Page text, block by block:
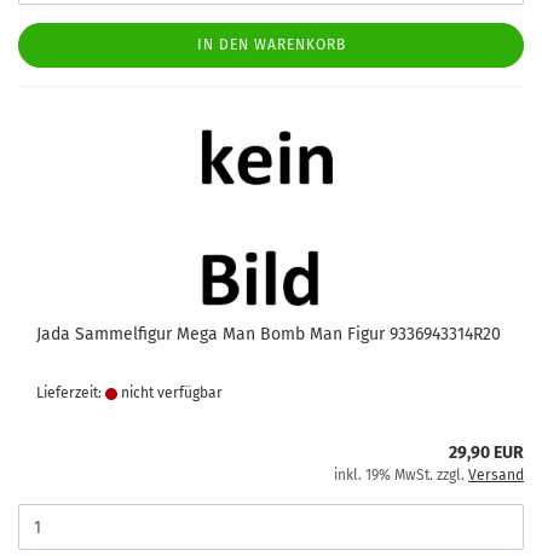
IN DEN WARENKORB
Jada Sammelfigur Mega Man Bomb Man Figur 9336943314R20
Lieferzeit: nicht verfügbar
29,90 EUR
inkl. 19% MwSt. zzgl. Versand